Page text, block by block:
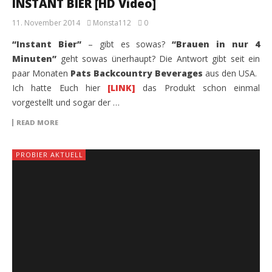
INSTANT BIER [HD Video]
11. November 2014 Monsta112 0
“Instant Bier”– gibt es sowas?“Brauen in nur 4
Minuten” geht sowas ünerhaupt? Die Antwort gibt seit ein
paar Monaten Pats Backcountry Beverages aus den USA.
Ich hatte Euch hier [LINK] das Produkt schon einmal
vorgestellt und sogar der …
READ MORE
PROBIER AKTUELL